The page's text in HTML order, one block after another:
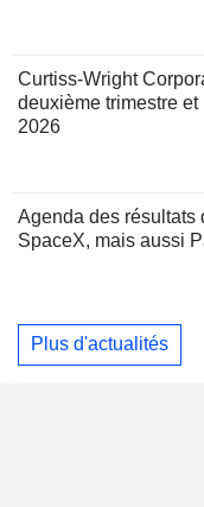
Curtiss-Wright
deuxième trimestre
2026
Agenda des résultats
SpaceX, mais aussi
Plus d'actualités